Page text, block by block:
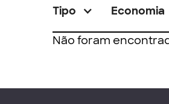
Tipo Economia
Não foram